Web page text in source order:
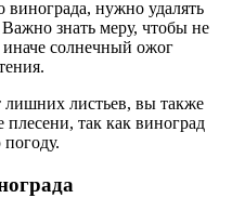
нужно удалять
знать меру, чтобы не
солнечный ожог
листьев, вы также
плесени, так как виноград